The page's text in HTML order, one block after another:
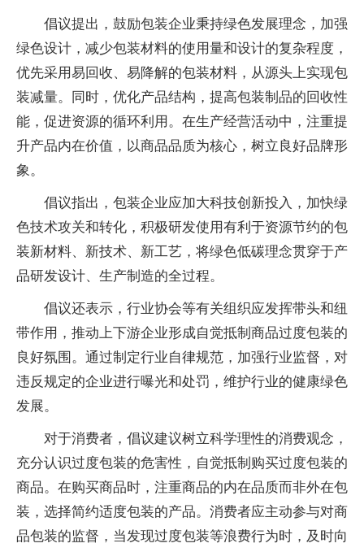
倡议提出，鼓励包装企业秉持绿色发展理念，加强
绿色设计，减少包装材料的使用量和设计的复杂程度，
优先采用易回收、易降解的包装材料，从源头上实现包
装减量。同时，优化产品结构，提高包装制品的回收性
能，促进资源的循环利用。在生产经营活动中，注重提
升产品内在价值，以商品品质为核心，树立良好品牌形
象。
倡议指出，包装企业应加大科技创新投入，加快绿
色技术攻关和转化，积极研发使用有利于资源节约的包
装新材料、新技术、新工艺，将绿色低碳理念贯穿于产
品研发设计、生产制造的全过程。
倡议还表示，行业协会等有关组织应发挥带头和纽
带作用，推动上下游企业形成自觉抵制商品过度包装的
良好氛围。通过制定行业自律规范，加强行业监督，对
违反规定的企业进行曝光和处罚，维护行业的健康绿色
发展。
对于消费者，倡议建议树立科学理性的消费观念，
充分认识过度包装的危害性，自觉抵制购买过度包装的
商品。在购买商品时，注重商品的内在品质而非外在包
装，选择简约适度包装的产品。消费者应主动参与对商
品包装的监督，当发现过度包装等浪费行为时，及时向